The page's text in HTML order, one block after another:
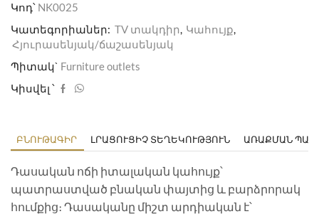
Կոդ՝ NK0025
Կատեգորիաներ: TV տակդիր, Կահույք,
Հյուրասենյակ/ճաշասենյակ
Պիտակ` Furniture outlets
Կիսվել ՝
ԲՆՈՒԹԱԳԻՐ ԼՐԱՑՈՒՑԻՉ ՏԵՂԵԿՈՒԹՅՈՒՆ ԱՌԱՔՄԱՆ
Դասական ոճի իտալական կահույք՝
պատրաստված բնական փայտից և բարձրորակ
հումքից։ Դասականը միշտ արդիական է՝